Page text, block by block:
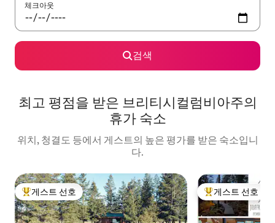
체크아웃
검색
최고 평점을 받은 브리티시컬럼비아주의
휴가 숙소
위치, 청결도 등에서 게스트의 높은 평가를 받은 숙소입니
다.
상위 게스트 선호
게스트 선호 상위 게스트 선호
게스트 선호